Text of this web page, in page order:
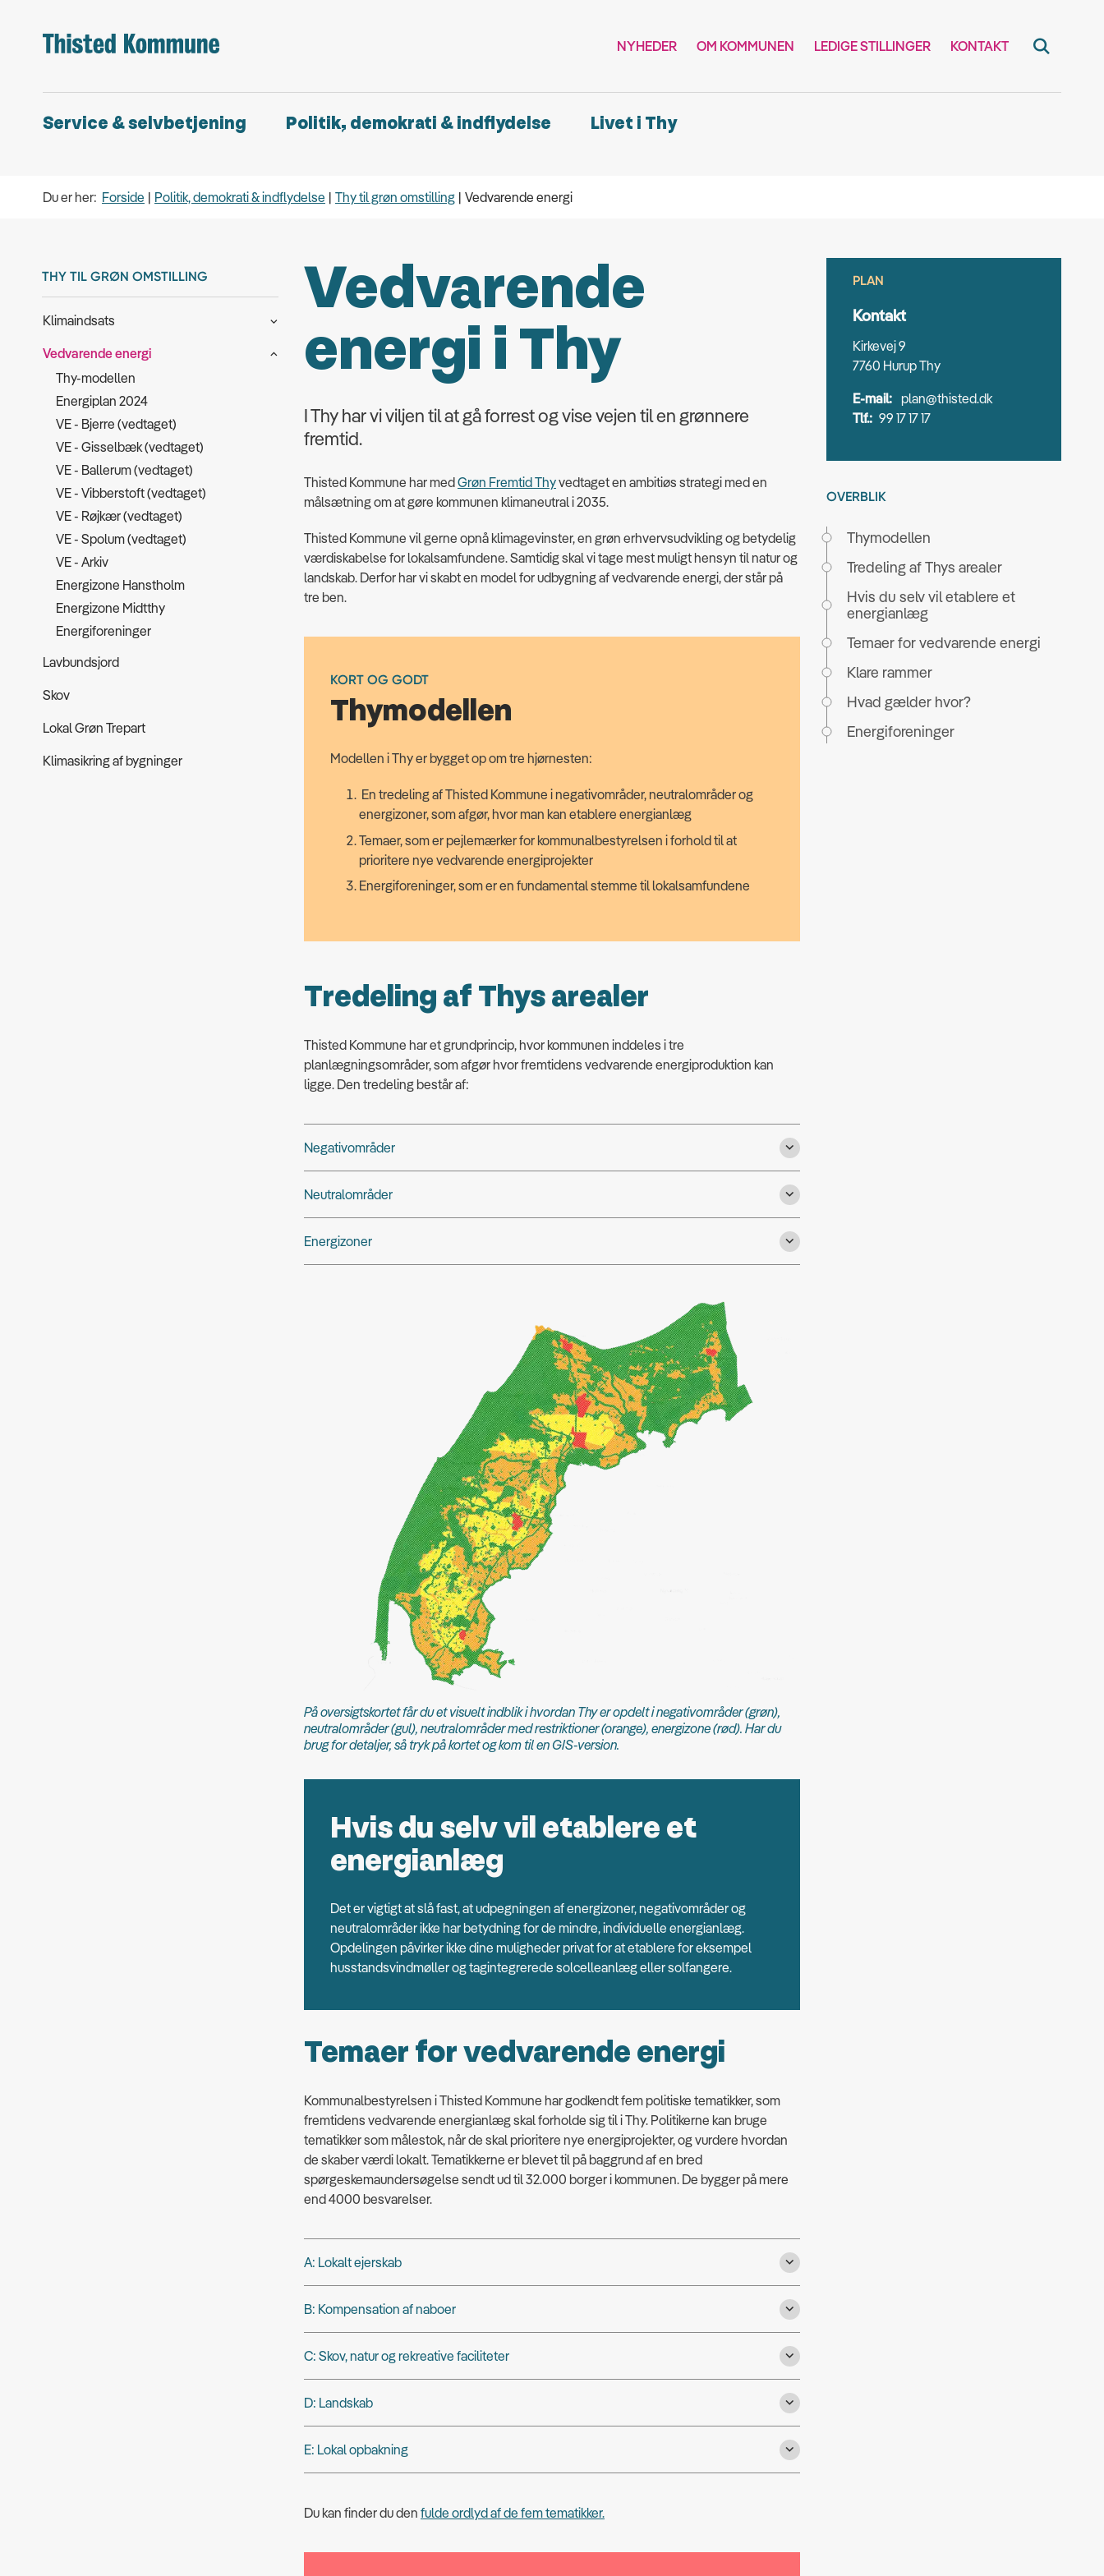
NYHEDER OM KOMMUNEN LEDIGE STILLINGER KONTAKT
Service & selvbetjening Politik, demokrati & indflydelse Livet i Thy
Du er her: Forside Politik, demokrati & indflydelse Thy til grøn omstilling Vedvarende energi
THY TIL GRØN OMSTILLING
Klimaindsats
Vedvarende energi
Thy-modellen
Energiplan 2024
VE - Bjerre (vedtaget)
VE - Gisselbæk (vedtaget)
VE - Ballerum (vedtaget)
VE - Vibberstoft (vedtaget)
VE - Røjkær (vedtaget)
VE - Spolum (vedtaget)
VE - Arkiv
Energizone Hanstholm
Energizone Midtthy
Energiforeninger
Lavbundsjord
Skov
Lokal Grøn Trepart
Klimasikring af bygninger
Vedvarende
energi i Thy
I Thy har vi viljen til at gå forrest og vise vejen til en grønnere
fremtid.
Thisted Kommune har medGrøn Fremtid Thyvedtaget en ambitiøs strategi med en
målsætning om at gøre kommunen klimaneutral i 2035.
Thisted Kommune vil gerne opnå klimagevinster, en grøn erhvervsudvikling og betydelig
værdiskabelse for lokalsamfundene. Samtidig skal vi tage mest muligt hensyn til natur og
landskab. Derfor har vi skabt en model for udbygning af vedvarende energi, der står på
tre ben.
KORT OG GODT
Thymodellen
Modellen i Thy er bygget op om tre hjørnesten:
En tredeling af Thisted Kommune i negativområder, neutralområder og
energizoner, som afgør, hvor man kan etablere energianlæg
Temaer, som er pejlemærker for kommunalbestyrelsen i forhold til at
prioritere nye vedvarende energiprojekter
Energiforeninger, som er en fundamental stemme til lokalsamfundene
Tredeling af Thys arealer
Thisted Kommune har et grundprincip, hvor kommunen inddeles i tre
planlægningsområder, som afgør hvor fremtidens vedvarende energiproduktion kan
ligge. Den tredeling består af:
Negativområder
Neutralområder
Energizoner
På oversigtskortet får du et visuelt indblik i hvordan Thy er opdelt i negativområder (grøn),
neutralområder (gul), neutralområder med restriktioner (orange), energizone (rød). Har du
brug for detaljer, så tryk på kortet og kom til en GIS-version.
Hvis du selv vil etablere et
energianlæg
Det er vigtigt at slå fast, at udpegningen af energizoner, negativområder og
neutralområder ikke har betydning for de mindre, individuelle energianlæg.
Opdelingen påvirker ikke dine muligheder privat for at etablere for eksempel
husstandsvindmøller og tagintegrerede solcelleanlæg eller solfangere.
Temaer for vedvarende energi
Kommunalbestyrelsen i Thisted Kommune har godkendt fem politiske tematikker, som
fremtidens vedvarende energianlæg skal forholde sig til i Thy. Politikerne kan bruge
tematikker som målestok, når de skal prioritere nye energiprojekter, og vurdere hvordan
de skaber værdi lokalt. Tematikkerne er blevet til på baggrund af en bred
spørgeskemaundersøgelse sendt ud til 32.000 borger i kommunen. De bygger på mere
end 4000 besvarelser.
A: Lokalt ejerskab
B: Kompensation af naboer
C: Skov, natur og rekreative faciliteter
D: Landskab
E: Lokal opbakning
Du kan finder du den fulde ordlyd af de fem tematikker.
PLAN
Kontakt
Kirkevej 9
7760 Hurup Thy
E-mail: plan@thisted.dk
Tlf.: 99 17 17 17
OVERBLIK
Thymodellen
Tredeling af Thys arealer
Hvis du selv vil etablere et
energianlæg
Temaer for vedvarende energi
Klare rammer
Hvad gælder hvor?
Energiforeninger